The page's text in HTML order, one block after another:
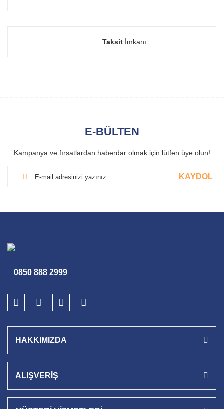
Taksit İmkanı
E-BÜLTEN
Kampanya ve fırsatlardan haberdar olmak için lütfen üye olun!
KAYDOL
0850 888 2999
HAKKIMIZDA
ALIŞVERİŞ